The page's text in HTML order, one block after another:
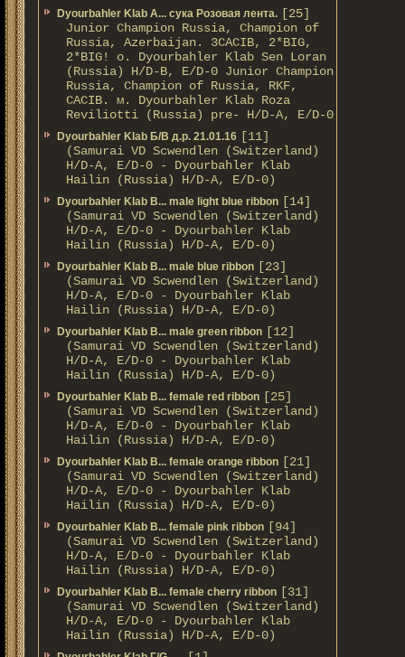
Dyourbahler Klab A... сука Розовая лента. [25]
Junior Champion Russia, Champion of
Russia, Azerbaijan. 3CACIB, 2*BIG,
2*BIG! о. Dyourbahler Klab Sen Loran
(Russia) H/D-B, E/D-0 Junior Champion
Russia, Champion of Russia, RKF,
CACIB. м. Dyourbahler Klab Roza
Reviliotti (Russia) pre- H/D-A, E/D-0
Dyourbahler Klab Б/B д.р. 21.01.16 [11]
(Samurai VD Scwendlen (Switzerland)
H/D-A, E/D-0 - Dyourbahler Klab
Hailin (Russia) H/D-A, E/D-0)
Dyourbahler Klab B... male light blue ribbon [14]
(Samurai VD Scwendlen (Switzerland)
H/D-A, E/D-0 - Dyourbahler Klab
Hailin (Russia) H/D-A, E/D-0)
Dyourbahler Klab B... male blue ribbon [23]
(Samurai VD Scwendlen (Switzerland)
H/D-A, E/D-0 - Dyourbahler Klab
Hailin (Russia) H/D-A, E/D-0)
Dyourbahler Klab B... male green ribbon [12]
(Samurai VD Scwendlen (Switzerland)
H/D-A, E/D-0 - Dyourbahler Klab
Hailin (Russia) H/D-A, E/D-0)
Dyourbahler Klab B... female red ribbon [25]
(Samurai VD Scwendlen (Switzerland)
H/D-A, E/D-0 - Dyourbahler Klab
Hailin (Russia) H/D-A, E/D-0)
Dyourbahler Klab B... female orange ribbon [21]
(Samurai VD Scwendlen (Switzerland)
H/D-A, E/D-0 - Dyourbahler Klab
Hailin (Russia) H/D-A, E/D-0)
Dyourbahler Klab B... female pink ribbon [94]
(Samurai VD Scwendlen (Switzerland)
H/D-A, E/D-0 - Dyourbahler Klab
Hailin (Russia) H/D-A, E/D-0)
Dyourbahler Klab B... female cherry ribbon [31]
(Samurai VD Scwendlen (Switzerland)
H/D-A, E/D-0 - Dyourbahler Klab
Hailin (Russia) H/D-A, E/D-0)